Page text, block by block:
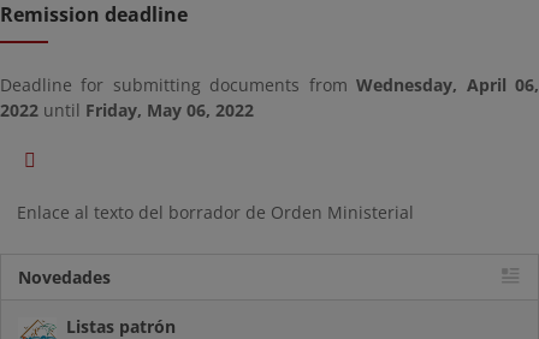
Remission deadline
Deadline for submitting documents fromWednesday, April 06,
2022 until Friday, May 06, 2022
Enlace al texto del borrador de Orden Ministerial
Novedades
Listas patrón